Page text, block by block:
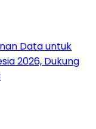
Data untuk
2026, Dukung